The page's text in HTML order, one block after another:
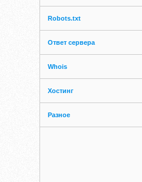
Robots.txt
Ответ сервера
Whois
Хостинг
Разное